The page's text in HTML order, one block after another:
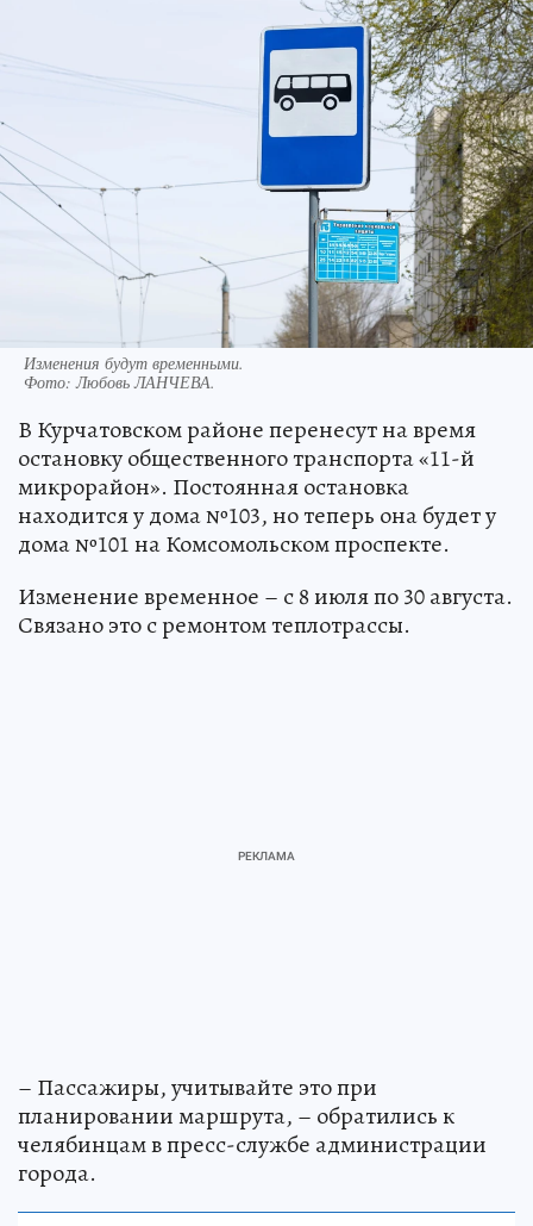
Изменения будут временными.
Фото:Любовь ЛАНЧЕВА.
В Курчатовском районе перенесут на время
остановку общественного транспорта «11-й
микрорайон». Постоянная остановка
находится у дома №103, но теперь она будет у
дома №101 на Комсомольском проспекте.
Изменение временное – с 8 июля по 30 августа.
Связано это с ремонтом теплотрассы.
– Пассажиры, учитывайте это при
планировании маршрута, – обратились к
челябинцам в пресс-службе администрации
города.